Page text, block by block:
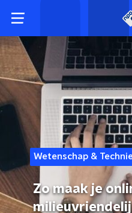
Wetenschap &
Zo maak je